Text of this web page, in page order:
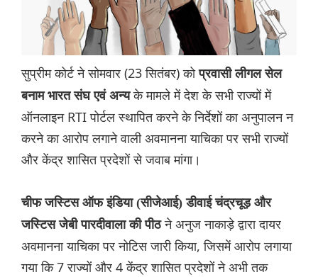
सुप्रीम कोर्ट ने सोमवार (23 सितंबर) कोप्रवासी लीगल सेल
बनाम भारत संघ एवं अन्यके मामले में देश के सभी राज्यों में
ऑनलाइन RTI पोर्टल स्थापित करने के निर्देशों का अनुपालन न
करने का आरोप लगाने वाली अवमानना ​​याचिका पर सभी राज्यों
और केंद्र शासित प्रदेशों से जवाब मांगा।
चीफ जस्टिस ऑफ इंडिया (सीजेआई) डीवाई चंद्रचूड़ और
जस्टिस जेबी पारदीवाला की पीठने अनुज नाकाड़े द्वारा दायर
अवमानना ​​याचिका पर नोटिस जारी किया, जिसमें आरोप लगाया
गया कि 7 राज्यों और 4 केंद्र शासित प्रदेशों ने अभी तक